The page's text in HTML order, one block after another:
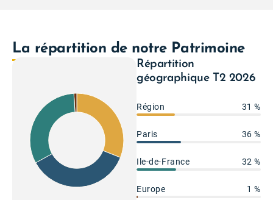
La répartition de notre Patrimoine
31%
32%
Répartition
géographique T2 2026
Région 31 %
Paris 36 %
Ile-de-France 32 %
Europe 1 %